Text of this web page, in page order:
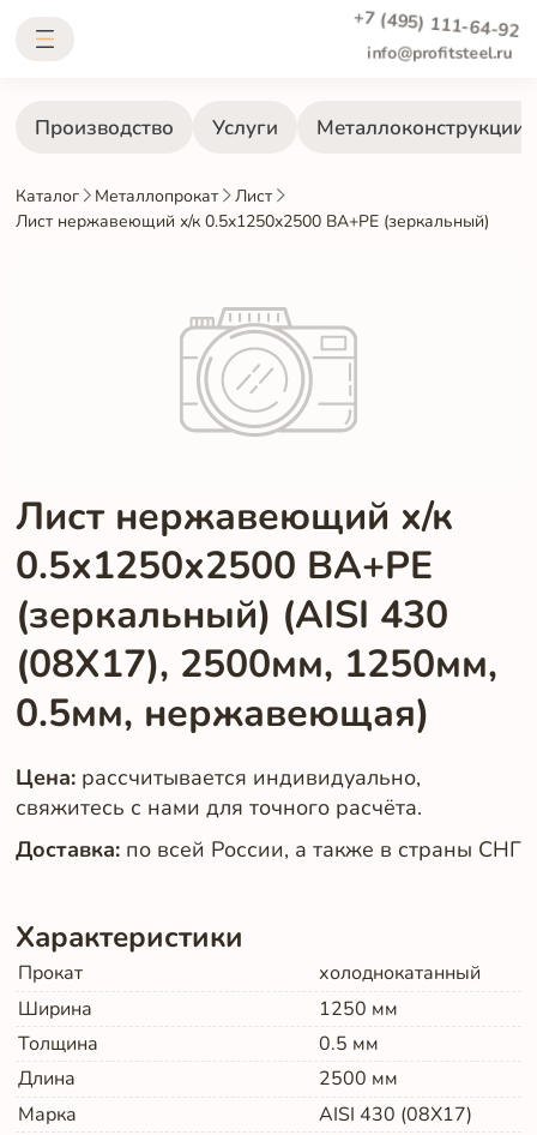
+7 (495) 111-64-92
info@profitsteel.ru
Производство Услуги Металлоконструкции
Каталог Металлопрокат
Лист
Лист нержавеющий х/к 0.5х1250х2500 BA+PE (зеркальный)
Лист нержавеющий х/к
0.5х1250х2500 BA+PE
(зеркальный) (AISI 430
(08Х17), 2500мм, 1250мм,
0.5мм, нержавеющая)
Цена: рассчитывается индивидуально,
свяжитесь с нами для точного расчёта.
Доставка: по всей России, а также в страны СНГ
Характеристики
Прокат
холоднокатанный
Ширина
1250 мм
Толщина
0.5 мм
Длина
2500 мм
Марка
AISI 430 (08Х17)